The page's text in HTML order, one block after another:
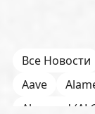
Все Новости
Aave
Algorand